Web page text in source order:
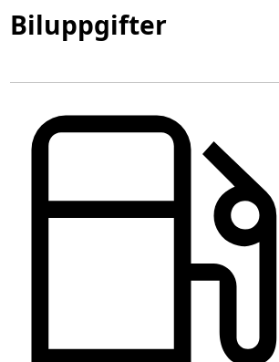
Biluppgifter